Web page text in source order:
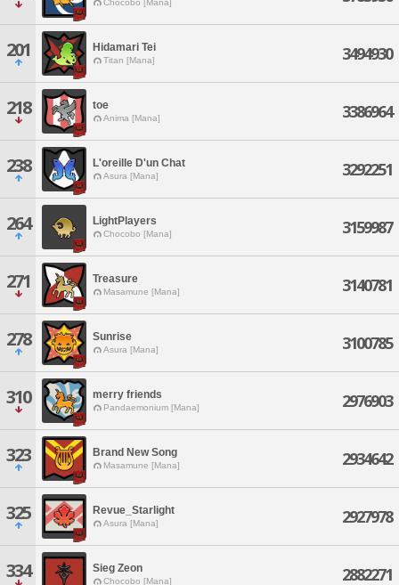
Chocobo [Mana]
201 Hidamari Tei
Titan [Mana] 3494930
218 toe
Anima [Mana] 3386964
238 L'oreille D'un Chat
Asura [Mana] 3292251
264 LightPlayers
Chocobo [Mana] 3159987
271 Treasure
Masamune [Mana] 3140781
278 Sunrise
Asura [Mana] 3100785
310 merry friends
Pandaemonium [Mana] 2976903
323 Brand New Song
Masamune [Mana] 2934642
325 Revue_Starlight
Asura [Mana] 2927978
334 Sieg Zeon
Chocobo [Mana] 2882271